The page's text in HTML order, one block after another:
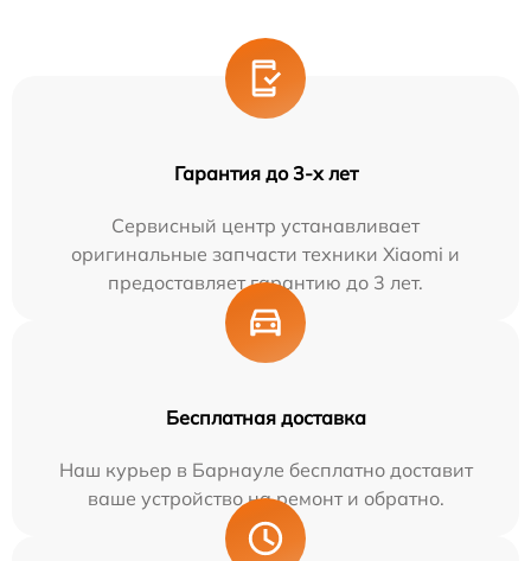
Гарантия до 3-х лет
Сервисный центр устанавливает
оригинальные запчасти техники Xiaomi и
предоставляет гарантию до 3 лет.
Бесплатная доставка
Наш курьер в Барнауле бесплатно доставит
ваше устройство на ремонт и обратно.